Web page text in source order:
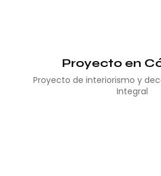
Proyecto en
Proyecto de interiorismo y
Integral